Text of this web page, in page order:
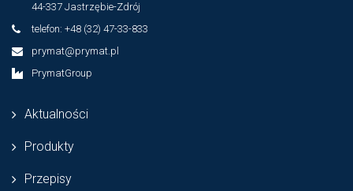
44-337 Jastrzębie-Zdrój
telefon: +48 (32) 47-33-833
prymat@prymat.pl
PrymatGroup
Aktualności
Produkty
Przepisy